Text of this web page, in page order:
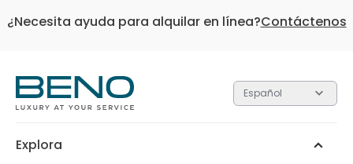
Cada uno de los 3 niveles contiene regalos con valores
¿Necesita ayuda para alquilar en línea?Contáctenos
Español
Explora